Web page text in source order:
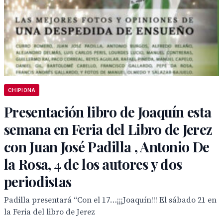
CHIPIONA
Presentación libro de Joaquín esta
semana en Feria del Libro de Jerez
con Juan José Padilla , Antonio De
la Rosa, 4 de los autores y dos
periodistas
Padilla presentará “Con el 17…¡¡¡Joaquín!!! El sábado 21 en
la Feria del libro de Jerez